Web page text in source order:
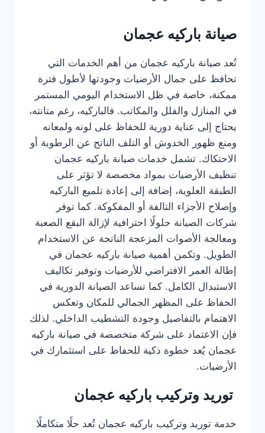
صيانة باركيه عجمان
تُعد صيانة باركيه عجمان من أهم الخدمات التي
تحافظ على جمال الأرضيات وجودتها لأطول فترة
ممكنة، خاصة في ظل الاستخدام اليومي المستمر
في المنازل والفلل والمكاتب. فالباركيه، رغم متانته،
يحتاج إلى عناية دورية للحفاظ على لونه ولمعانه
ومنع ظهور الخدوش أو التلف الناتج عن الرطوبة أو
الاحتكاك. تشمل خدمات صيانة باركيه عجمان
تنظيف الأرضيات بمواد مخصصة لا تؤثر على
الطبقة العلوية، إضافة إلى إعادة تلميع الباركيه
وإصلاح الأجزاء التالفة أو المفكوكة. كما توفر
شركات الصيانة حلولًا احترافية لإزالة البقع الصعبة
ومعالجة الأصوات المزعجة الناتجة عن الاستخدام
الطويل. وتكمن أهمية صيانة باركيه عجمان في
إطالة العمر الافتراضي للأرضيات وتوفير تكاليف
الاستبدال الكامل. كما تساعد الصيانة الدورية في
الحفاظ على المظهر الجمالي للمكان وتعكس
الاهتمام بالتفاصيل وجودة التشطيب الداخلي. لذلك
فإن الاعتماد على شركة متخصصة في صيانة باركيه
عجمان يُعد خطوة ذكية للحفاظ على استثمارك في
الأرضيات.
توريد وتركيب باركيه عجمان
خدمة توريد وتركيب باركيه عجمان تُعد حلًا متكاملًا